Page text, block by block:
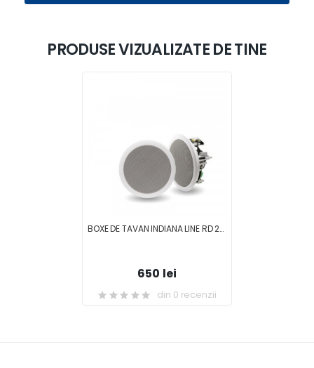
PRODUSE VIZUALIZATE DE TINE
BOXE DE TAVAN INDIANA LINE RD 260
650 lei
din 0 recenzii